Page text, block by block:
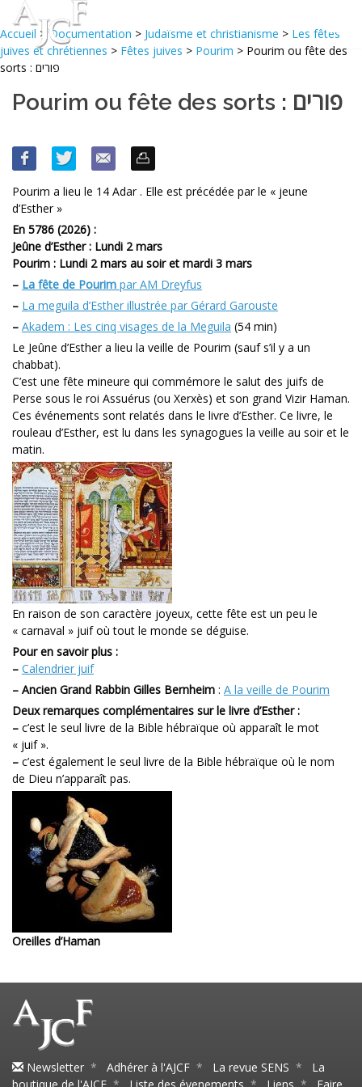
Accueil >Documentation > Judaïsme et christianisme > Les fêtes
juives et chrétiennes > Fêtes juives > Pourim > Pourim ou fête des
sorts : פורים
Pourim ou fête des sorts : פורים
Pourim a lieu le 14 Adar . Elle est précédée par le « jeune
d’Esther »
En 5786 (2026) :
Jeûne d’Esther : Lundi 2 mars
Pourim : Lundi 2 mars au soir et mardi 3 mars
– La fête de Pourim par AM Dreyfus
– La meguila d’Esther illustrée par Gérard Garouste
– Akadem : Les cinq visages de la Meguila (54 min)
Le Jeûne d’Esther a lieu la veille de Pourim (sauf s’il y a un
chabbat).
C’est une fête mineure qui commémore le salut des juifs de
Perse sous le roi Assuérus (ou Xerxès) et son grand Vizir Haman.
Ces événements sont relatés dans le livre d’Esther. Ce livre, le
rouleau d’Esther, est lu dans les synagogues la veille au soir et le
matin.
En raison de son caractère joyeux, cette fête est un peu le
« carnaval » juif où tout le monde se déguise.
Pour en savoir plus :
– Calendrier juif
– Ancien Grand Rabbin Gilles Bernheim : A la veille de Pourim
Deux remarques complémentaires sur le livre d’Esther :
– c’est le seul livre de la Bible hébraïque où apparaît le mot
« juif ».
– c’est également le seul livre de la Bible hébraïque où le nom
de Dieu n’apparaît pas.
Oreilles d’Haman
Newsletter * Adhérer à l'AJCF * La revue SENS * La